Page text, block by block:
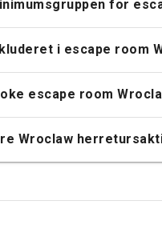
for
i escape room
escape room
Wroclaw